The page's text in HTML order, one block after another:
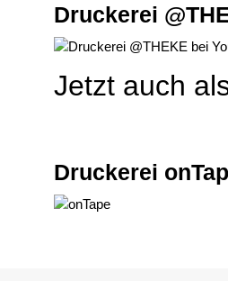
Druckerei
Jetzt auch
Druckerei